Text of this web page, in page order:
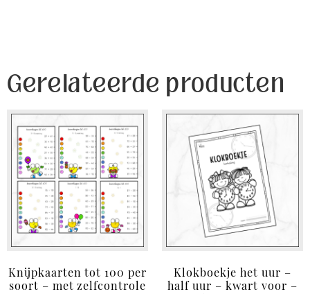
Gerelateerde producten
Knijpkaarten tot 100 per
soort – met zelfcontrole
Klokboekje het uur –
half uur – kwart voor –